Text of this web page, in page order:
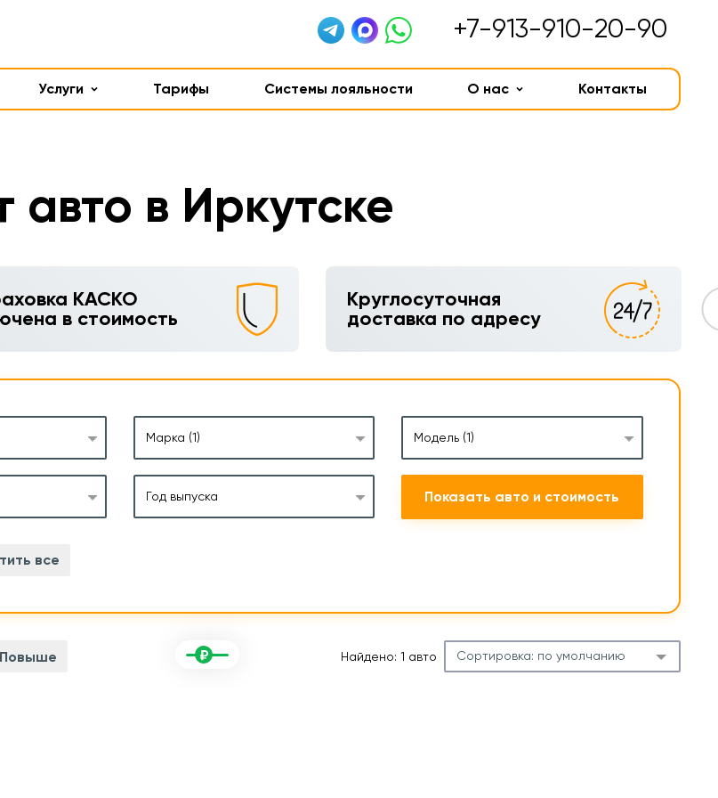
+7-913-910-20-90
Услуги Тарифы Системы лояльности О нас Контакты
авто в Иркутске
КАСКО
в стоимость
Круглосуточная
доставка по адресу
Марка (1) Модель (1)
Год выпуска Показать авто и стоимость
все
Повыше Найдено: 1 авто Сортировка: по умолчанию